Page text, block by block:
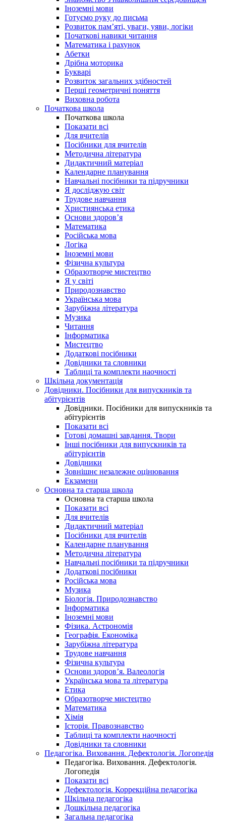
Іноземні мови
Готуємо руку до письма
Розвиток пам’яті, уваги, уяви, логіки
Початкові навики читання
Математика і рахунок
Абетки
Дрібна моторика
Букварі
Розвиток загальних здібностей
Перші геометричні поняття
Виховна робота
Початкова школа
Початкова школа
Показати всі
Для вчителів
Посібники для вчителів
Методична література
Дидактичний матеріал
Календарне планування
Навчальні посібники та підручники
Я досліджую світ
Трудове навчання
Християнська етика
Основи здоров’я
Математика
Російська мова
Логіка
Іноземні мови
Фізична культура
Образотворче мистецтво
Я у світі
Природознавство
Українська мова
Зарубіжна література
Музика
Читання
Інформатика
Мистецтво
Додаткові посібники
Довідники та словники
Таблиці та комплекти наочності
Шкільна документація
Довідники. Посібники для випускників та
абітурієнтів
Довідники. Посібники для випускників та
абітурієнтів
Показати всі
Готові домашні завдання. Твори
Інші посібники для випускників та
абітурієнтів
Довідники
Зовнішнє незалежне оцінювання
Екзамени
Основна та старша школа
Основна та старша школа
Показати всі
Для вчителів
Дидактичний матеріал
Посібники для вчителів
Календарне планування
Методична література
Навчальні посібники та підручники
Додаткові посібники
Російська мова
Музика
Біологія. Природознавство
Інформатика
Іноземні мови
Фізика. Астрономія
Географія. Економіка
Зарубіжна література
Трудове навчання
Фізична культура
Основи здоров’я. Валеологія
Українська мова та література
Етика
Образотворче мистецтво
Математика
Хімія
Історія. Правознавство
Таблиці та комплекти наочності
Довідники та словники
Педагогіка. Виховання. Дефектологія. Логопедія
Педагогіка. Виховання. Дефектологія.
Логопедія
Показати всі
Дефектологія. Коррекційна педагогіка
Шкільна педагогіка
Дошкільна педагогіка
Загальна педагогіка